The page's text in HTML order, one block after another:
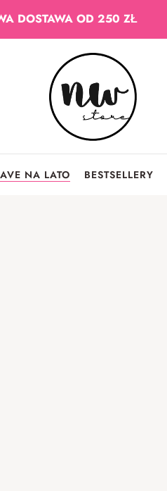
DOSTAWA OD 250 ZŁ
NA LATO BESTSELLERY